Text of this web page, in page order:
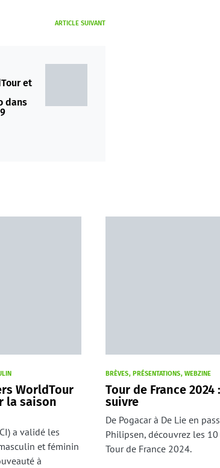
ARTICLE SUIVANT
et
dans
WorldTour
la saison
a validé les
et féminin
à
BRÈVES PRÉSENTATIONS WEBZINE
Tour de France
suivre
De Pogacar à De Lie en
Philipsen, découvrez les
Tour de France 2024.